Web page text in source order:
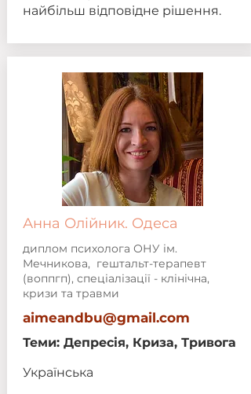
найбільш відповідне рішення.
Анна Олійник. Одеса
диплом психолога ОНУ ім.
Мечникова, гештальт-терапевт
(воппгп), спеціалізації - клінічна,
кризи та травми
aimeandbu@gmail.com
Теми: Депресія, Криза, Тривога
Українська